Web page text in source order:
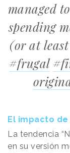
managed
spending
(or at
#frugal
El impacto de
La tendencia
en su versión